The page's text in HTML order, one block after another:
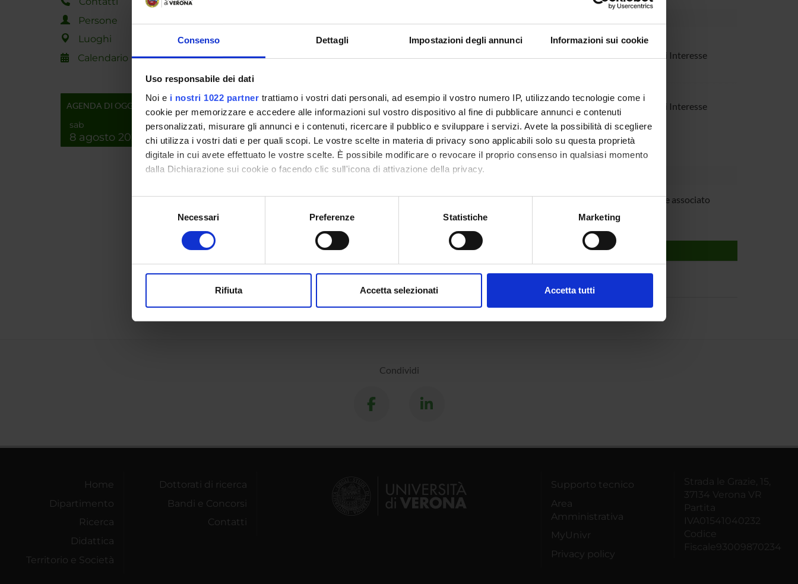
Consenso Dettagli Impostazioni degli annunci Informazioni sui cookie
Uso responsabile dei dati
Noi e i nostri 1022 partner trattiamo i vostri dati personali, ad esempio il vostro numero IP, utilizzando tecnologie come i
cookie per memorizzare e accedere alle informazioni sul vostro dispositivo al fine di pubblicare annunci e contenuti
personalizzati, misurare gli annunci e i contenuti, ricercare il pubblico e sviluppare i servizi. Avete la possibilità di scegliere
chi utilizza i vostri dati e per quali scopi. Le vostre scelte in materia di privacy sono applicabili solo su questa proprietà
digitale in cui avete effettuato le vostre scelte. È possibile modificare o revocare il proprio consenso in qualsiasi momento
dalla Dichiarazione sui cookie o facendo clic sull'icona di attivazione della privacy.
Con il tuo consenso, vorremmo anche:
raccogliere informazioni sulla tua posizione geografica, con un'approssimazione di qualche metro,
digitali).
modificare o ritirare il tuo consenso in qualsiasi momento dalla Dichiarazione sui cookie.
Necessari Preferenze Statistiche Marketing
Rifiuta Accetta selezionati Accetta tutti
Persone
Luoghi
Calendario
AGENDA DI OGGI
sab
8 agosto 2026
Finanziamento:assegnato e gestito dal Dipartimento
COFATENEO - Cofinanziamento Ateneo progetti di ricerca di Interesse
Vitroplant S.p.A. Finanziamento:
assegnato e gestito dal Dipartimento
Programma:COFATENEO - Cofinanziamento Ateneo progetti di ricerca di Interesse
PARTECIPANTI AL PROGETTO
Tiziana Pandolfini Professore associato Annalisa Polverari Professore associato
AREE DI RICERCA COINVOLTE DAL PROGETTO
Biotecnologie vegetali
Condividi
Home
Dipartimento
Ricerca
Didattica
Territorio e Società
Dottorati di ricerca
Bandi e Concorsi
Contatti
Supporto tecnico
Area
Amministrativa
MyUnivr
Privacy policy
Strada le Grazie, 15,
37134 Verona VR
Partita
IVA01541040232
Codice
Fiscale93009870234